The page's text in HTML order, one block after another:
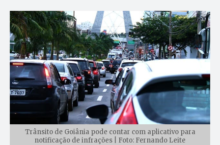
Trânsito de Goiânia pode contar com aplicativo para
notificação de infrações | Foto: Fernando Leite